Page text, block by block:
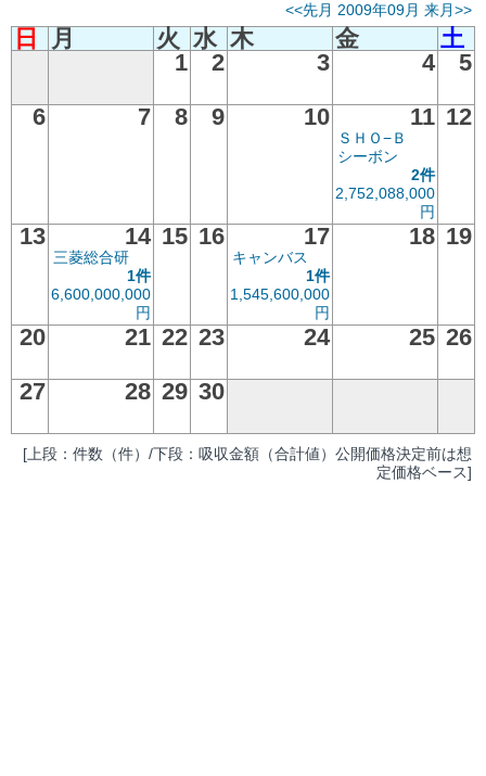
<<先月 2009年09月 来月>>
日 月 火 水 木 金
土
1
2 3 4
5
6
7 8 9 10 11
ＳＨＯ−Ｂ
シーボン
2件
2,752,088,000
円
12
13 14
三菱総合研
1件
6,600,000,000
円
15 16 17
キャンバス
1件
1,545,600,000
円
18 19
20 21 22 23 24 25 26
27
28 29 30
[上段：件数（件）/下段：吸収金額（合計値）公開価格決定前は想
定価格ベース]